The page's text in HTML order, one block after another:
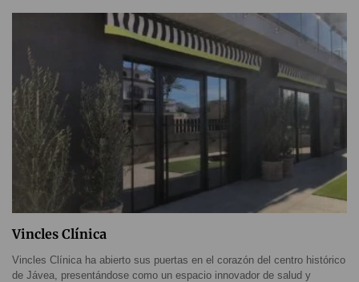
Vincles Clínica
Vincles Clínica ha abierto sus puertas en el corazón del centro histórico
de Jávea, presentándose como un espacio innovador de salud y